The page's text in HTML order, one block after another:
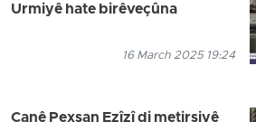
Urmiyê hate birêveçûna
16 March 2025 19:24